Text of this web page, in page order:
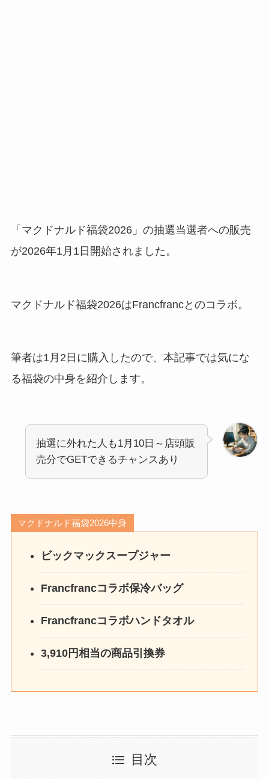
「マクドナルド福袋2026」の抽選当選者への販売
が2026年1月1日開始されました。
マクドナルド福袋2026はFrancfrancとのコラボ。
筆者は1月2日に購入したので、本記事では気にな
る福袋の中身を紹介します。
抽選に外れた人も1月10日～店頭販
売分でGETできるチャンスあり
マクドナルド福袋2026中身
ビックマックスープジャー
Francfrancコラボ保冷バッグ
Francfrancコラボハンドタオル
3,910円相当の商品引換券
目次